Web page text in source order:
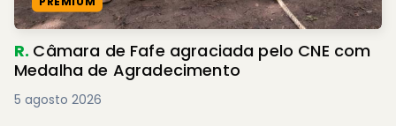
R. Câmara de Fafe agraciada pelo CNE com
Medalha de Agradecimento
5 agosto 2026